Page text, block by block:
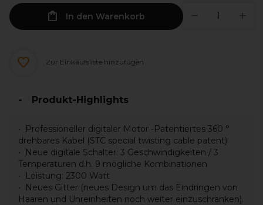
In den Warenkorb
Zur Einkaufsliste hinzufügen
Produkt-Highlights
Professioneller digitaler Motor -Patentiertes 360 °
drehbares Kabel (STC special twisting cable patent)
Neue digitale Schalter: 3 Geschwindigkeiten / 3
Temperaturen d.h. 9 mögliche Kombinationen
Leistung: 2300 Watt
Neues Gitter (neues Design um das Eindringen von
Haaren und Unreinheiten noch weiter einzuschränken).